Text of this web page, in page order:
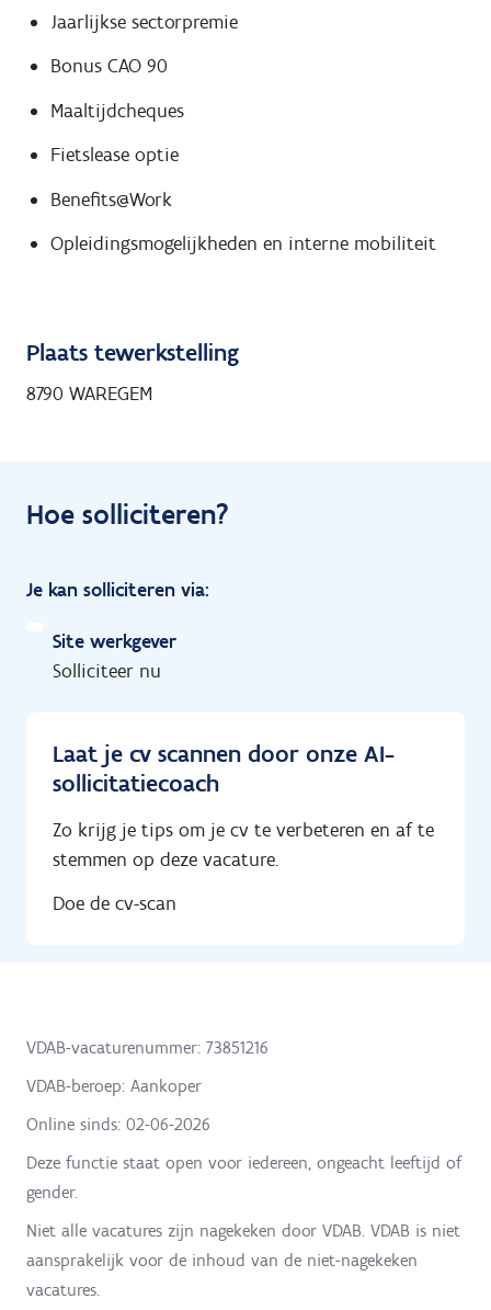
Jaarlijkse sectorpremie
Bonus CAO 90
Maaltijdcheques
Fietslease optie
Benefits@Work
Opleidingsmogelijkheden en interne mobiliteit
Plaats tewerkstelling
8790 WAREGEM
Hoe solliciteren?
Je kan solliciteren via:
Site werkgever
Solliciteer nu
Laat je cv scannen door onze AI-
sollicitatiecoach
Zo krijg je tips om je cv te verbeteren en af te
stemmen op deze vacature.
Doe de cv-scan
VDAB-vacaturenummer: 73851216
VDAB-beroep: Aankoper
Online sinds: 02-06-2026
Deze functie staat open voor iedereen, ongeacht leeftijd of
gender.
Niet alle vacatures zijn nagekeken door VDAB. VDAB is niet
aansprakelijk voor de inhoud van de niet-nagekeken
vacatures.